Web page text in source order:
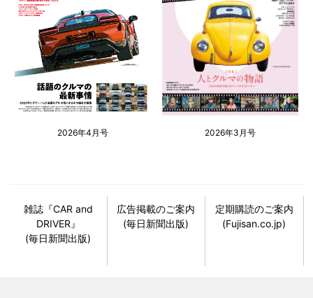
2026年4月号 2026年3月号
雑誌『CAR and
DRIVER』
(毎日新聞出版)
広告掲載のご案内
(毎日新聞出版)
定期購読のご案内
(Fujisan.co.jp)